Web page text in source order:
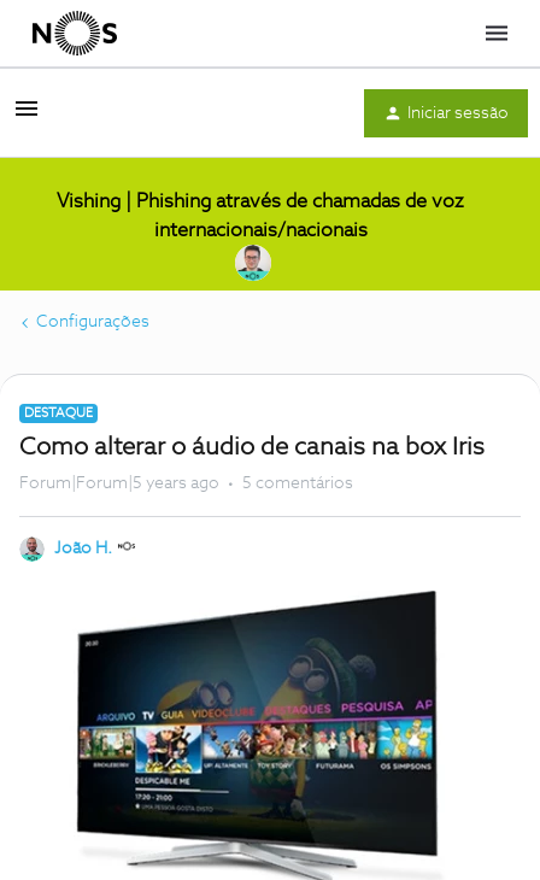
Menu
Iniciar sessão
Vishing | Phishing através de chamadas de voz
internacionais/nacionais
Configurações
DESTAQUE
Como alterar o áudio de canais na box Iris
Forum|Forum|5 years ago 5 comentários
João H.